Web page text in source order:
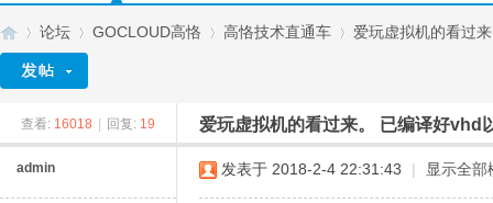
»
论坛
›
GOCLOUD高恪
›
高恪技术直通车
›
爱玩虚拟机的看过
查看: 16018 回复: 19 爱玩虚拟机的看过来。 已编译好vhd
admin 发表于 2018-2-4 22:31:43 | 显示全部